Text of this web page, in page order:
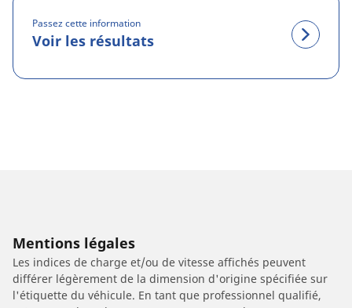
Passez cette information
Voir les résultats
Mentions légales
Les indices de charge et/ou de vitesse affichés peuvent
différer légèrement de la dimension d'origine spécifiée sur
l'étiquette du véhicule. En tant que professionnel qualifié,